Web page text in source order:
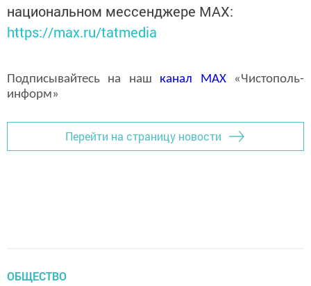
национальном мессенджере MАХ:
https://max.ru/tatmedia
Подписывайтесь на наш канал MAX«Чистополь-
информ»
Перейти на страницу новости
ОБЩЕСТВО